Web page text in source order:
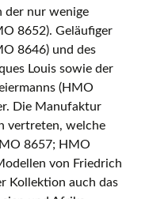
der nur wenige
8652). Geläufiger
8646) und des
Louis sowie der
(HMO
Die Manufaktur
vertreten, welche
8657; HMO
von Friedrich
Kollektion auch das